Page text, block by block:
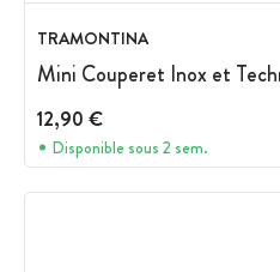
TRAMONTINA
Mini Couperet Inox et
12,90 €
Disponible sous 2 sem.